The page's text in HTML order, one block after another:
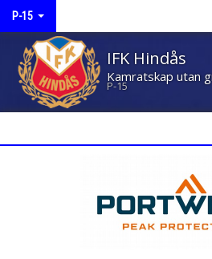
P-15
IFK Hindås
Kamratskap utan
P-15